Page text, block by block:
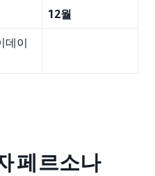
12월
데이
페르소나